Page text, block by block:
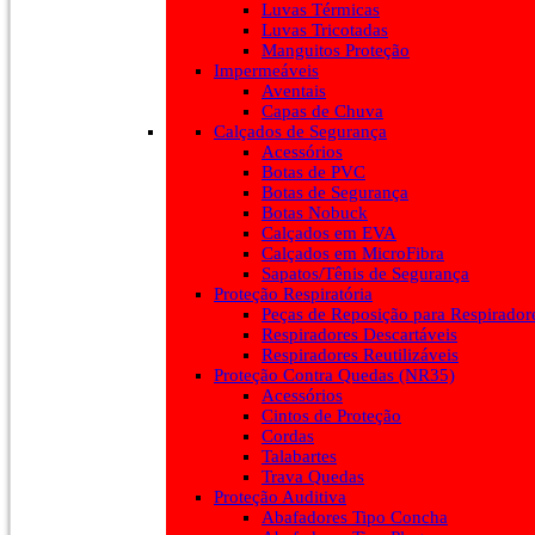
Luvas Térmicas
Luvas Tricotadas
Manguitos Proteção
Impermeáveis
Aventais
Capas de Chuva
Calçados de Segurança
Acessórios
Botas de PVC
Botas de Segurança
Botas Nobuck
Calçados em EVA
Calçados em MicroFibra
Sapatos/Tênis de Segurança
Proteção Respiratória
Peças de Reposição para
Respiradores Descartáveis
Respiradores Reutilizáveis
Proteção Contra Quedas (NR35)
Acessórios
Cintos de Proteção
Cordas
Talabartes
Trava Quedas
Proteção Auditiva
Abafadores Tipo Concha